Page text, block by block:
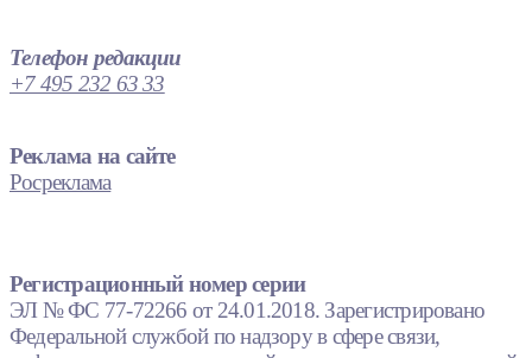
Телефон редакции
+7 495 232 63 33
Реклама на сайте
Росреклама
Регистрационный номер серии
ЭЛ № ФС 77-72266 от 24.01.2018. Зарегистрировано
Федеральной службой по надзору в сфере связи,